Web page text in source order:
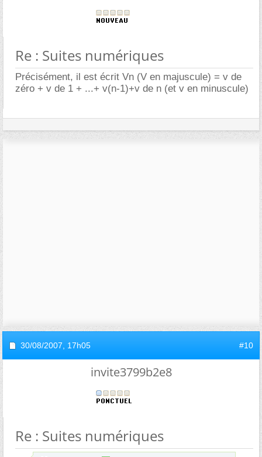
Re : Suites numériques
Précisément, il est écrit Vn (V en majuscule) = v de
zéro + v de 1 + ...+ v(n-1)+v de n (et v en minuscule)
30/08/2007, 17h05 #10
invite3799b2e8
Re : Suites numériques